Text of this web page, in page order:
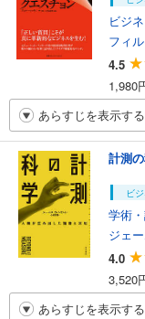
ビジ
フィ
4.5
1,980
あらすじを表示する
計測
ビ
学術
ジェ
4.0
3,520
あらすじを表示する